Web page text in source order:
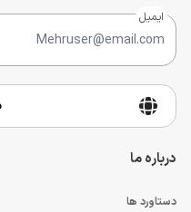
واتی می تواند در کمترین
کیبورد و تاچ پد
نگهدارنده فلزی برای زیر
درباره ما
دستاورد ها
ایمیل